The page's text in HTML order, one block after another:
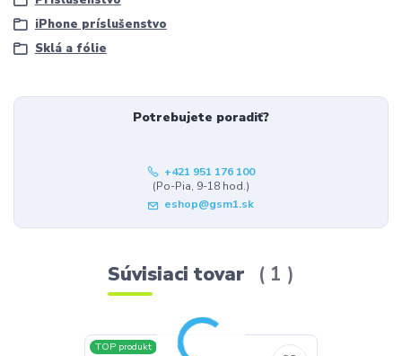
iPhone príslušenstvo
Sklá a fólie
Potrebujete poradiť?
+421 951 176 100
(Po-Pia, 9-18 hod.)
eshop@gsm1.sk
Súvisiaci tovar 1
TOP produkt